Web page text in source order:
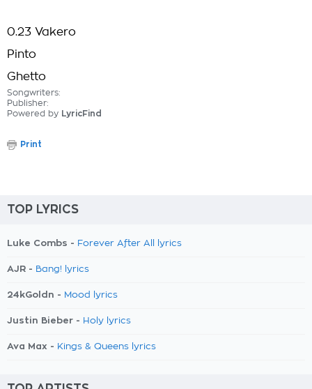
0.23 Vakero
Pinto
Ghetto
Songwriters:
Publisher:
Powered by LyricFind
Print
TOP LYRICS
Luke Combs - Forever After All lyrics
AJR - Bang! lyrics
24kGoldn - Mood lyrics
Justin Bieber - Holy lyrics
Ava Max - Kings & Queens lyrics